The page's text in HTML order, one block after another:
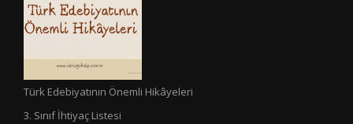
Türk Edebiyatının Önemli Hikâyeleri
3. Sınıf İhtiyaç Listesi